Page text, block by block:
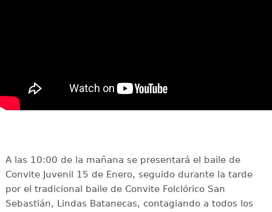
A las 10:00 de la mañana se presentará el baile de
Convite Juvenil 15 de Enero, seguido durante la tarde
por el tradicional baile de Convite Folclórico San
Sebastián, Lindas Batanecas, contagiando a todos los